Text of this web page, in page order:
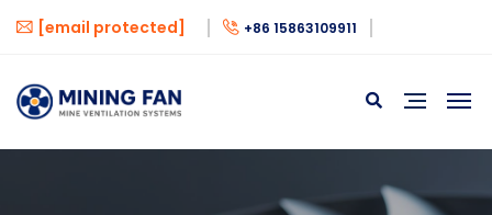
[email protected] +86 15863109911